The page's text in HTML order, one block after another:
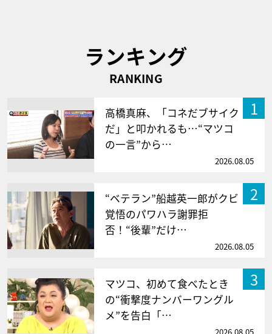
ランキング
RANKING
1
高橋真麻、「コネだブサイク
だ」と叩かれるも…“マツコ
の一言”から…
2026.08.05
2
“ベテラン”船越英一郎がクビ
覚悟のパワハラ謝罪拒
否！“後輩”だけ…
2026.08.05
3
マツコ、初めて食べたとき
の“衝撃度ナンバーワングル
メ”を告白「…